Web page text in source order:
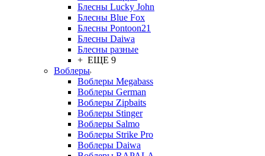
Блесны Lucky John
Блесны Blue Fox
Блесны Pontoon21
Блесны Daiwa
Блесны разные
+ ЕЩЕ 9
Воблеры
Воблеры Megabass
Воблеры German
Воблеры Zipbaits
Воблеры Stinger
Воблеры Salmo
Воблеры Strike Pro
Воблеры Daiwa